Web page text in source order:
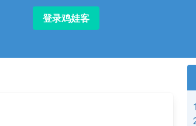
登录鸡娃客